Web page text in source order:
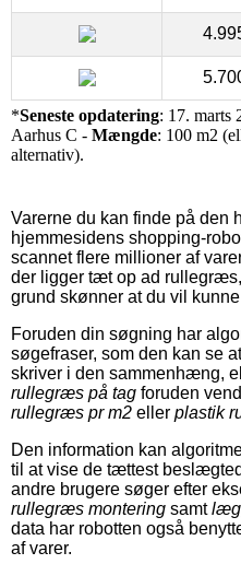
*Seneste opdatering: 17. marts
Aarhus C - Mængde: 100 m2
alternativ).
Varerne du kan finde på den
hjemmesidens shopping-
scannet flere millioner af
der ligger tæt op ad
grund skønner at du vil
Foruden din søgning har
søgefraser, som den kan se
skriver i den sammenhæng,
rullegræs på tag foruden
rullegræs pr m2 eller plastik
Den information kan
til at vise de tættest
andre brugere søger efter
rullegræs montering samt
data har robotten også
af varer.